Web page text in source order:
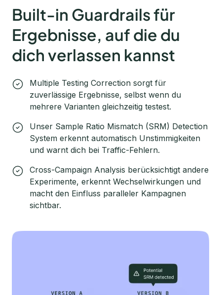
Built-in Guardrails für
Ergebnisse, auf die du
dich verlassen kannst
Multiple Testing Correction sorgt für
zuverlässige Ergebnisse, selbst wenn du
mehrere Varianten gleichzeitig testest.
Unser Sample Ratio Mismatch (SRM) Detection
System erkennt automatisch Unstimmigkeiten
und warnt dich bei Traffic-Fehlern.
Cross-Campaign Analysis berücksichtigt andere
Experimente, erkennt Wechselwirkungen und
macht den Einfluss paralleler Kampagnen
sichtbar.